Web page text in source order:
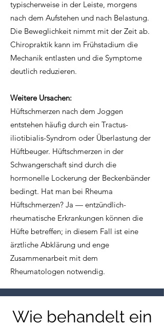
typischerweise in der Leiste, morgens
nach dem Aufstehen und nach Belastung.
Die Beweglichkeit nimmt mit der Zeit ab.
Chiropraktik kann im Frühstadium die
Mechanik entlasten und die Symptome
deutlich reduzieren.
Weitere Ursachen:
Hüftschmerzen nach dem Joggen
entstehen häufig durch ein Tractus-
iliotibialis-Syndrom oder Überlastung der
Hüftbeuger. Hüftschmerzen in der
Schwangerschaft sind durch die
hormonelle Lockerung der Beckenbänder
bedingt. Hat man bei Rheuma
Hüftschmerzen? Ja — entzündlich-
rheumatische Erkrankungen können die
Hüfte betreffen; in diesem Fall ist eine
ärztliche Abklärung und enge
Zusammenarbeit mit dem
Rheumatologen notwendig.
Wie behandelt ein